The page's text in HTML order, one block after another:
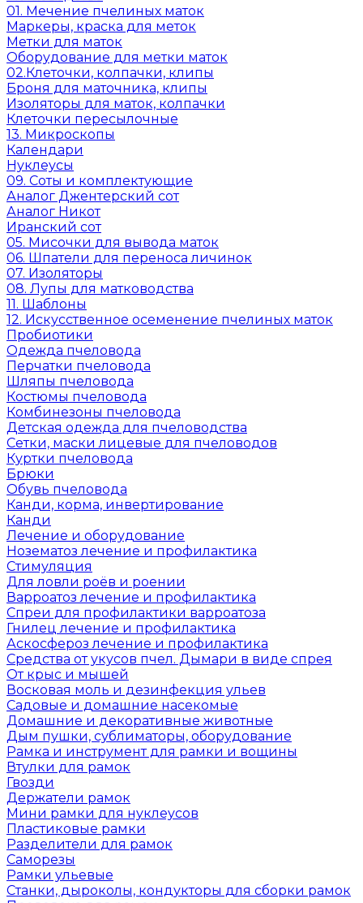
01. Мечение пчелиных маток
Маркеры, краска для меток
Метки для маток
Оборудование для метки маток
02.Клеточки, колпачки, клипы
Броня для маточника, клипы
Изоляторы для маток, колпачки
Клеточки пересылочные
13. Микроскопы
Календари
Нуклеусы
09. Соты и комплектующие
Аналог Джентерский сот
Аналог Никот
Иранский сот
05. Мисочки для вывода маток
06. Шпатели для переноса личинок
07. Изоляторы
08. Лупы для матководства
11. Шаблоны
12. Искусственное осеменение пчелиных маток
Пробиотики
Одежда пчеловода
Перчатки пчеловода
Шляпы пчеловода
Костюмы пчеловода
Комбинезоны пчеловода
Детская одежда для пчеловодства
Сетки, маски лицевые для пчеловодов
Куртки пчеловода
Брюки
Обувь пчеловода
Канди, корма, инвертирование
Канди
Лечение и оборудование
Нозематоз лечение и профилактика
Стимуляция
Для ловли роёв и роении
Варроатоз лечение и профилактика
Спреи для профилактики варроатоза
Гнилец лечение и профилактика
Аскосфероз лечение и профилактика
Средства от укусов пчел. Дымари в виде спрея
От крыс и мышей
Восковая моль и дезинфекция ульев
Садовые и домашние насекомые
Домашние и декоративные животные
Дым пушки, сублиматоры, оборудование
Рамка и инструмент для рамки и вощины
Втулки для рамок
Гвозди
Держатели рамок
Мини рамки для нуклеусов
Пластиковые рамки
Разделители для рамок
Саморезы
Рамки ульевые
Станки, дыроколы, кондукторы для сборки рамок